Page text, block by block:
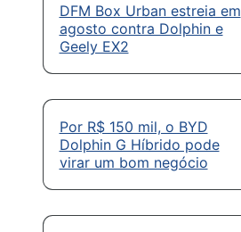
DFM Box Urban estreia em
agosto contra Dolphin e
Geely EX2
Por R$ 150 mil, o BYD
Dolphin G Híbrido pode
virar um bom negócio